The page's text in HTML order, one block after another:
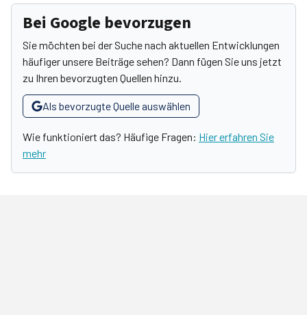
Bei Google bevorzugen
Sie möchten bei der Suche nach aktuellen Entwicklungen
häufiger unsere Beiträge sehen? Dann fügen Sie uns jetzt
zu Ihren bevorzugten Quellen hinzu.
Als bevorzugte Quelle auswählen
Wie funktioniert das? Häufige Fragen: Hier erfahren Sie
mehr